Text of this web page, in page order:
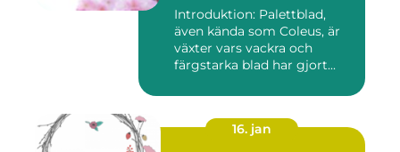
Introduktion: Palettblad,
även kända som Coleus, är
växter vars vackra och
färgstarka blad har gjort...
16. jan